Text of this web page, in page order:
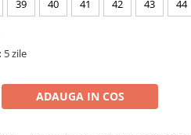
39 40 41 42 43 44
5 zile
ADAUGA IN COS